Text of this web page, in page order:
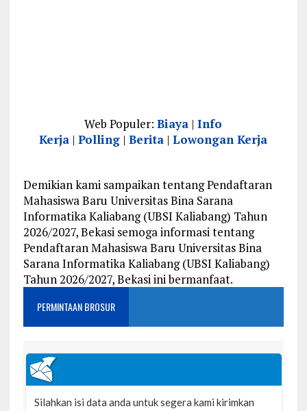
Web Populer:Biaya |Info
Kerja |Polling |Berita |Lowongan Kerja
Demikian kami sampaikan tentang Pendaftaran
Mahasiswa Baru Universitas Bina Sarana
Informatika Kaliabang (UBSI Kaliabang) Tahun
2026/2027, Bekasi semoga informasi tentang
Pendaftaran Mahasiswa Baru Universitas Bina
Sarana Informatika Kaliabang (UBSI Kaliabang)
Tahun 2026/2027, Bekasi ini bermanfaat.
PERMINTAAN BROSUR